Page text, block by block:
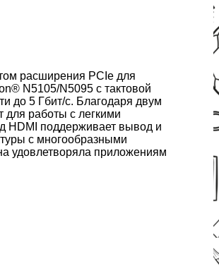
расширения PCIe для
N5105/N5095 с тактовой
до 5 Гбит/с. Благодаря двум
для работы с легкими
HDMI поддерживает вывод и
с многообразными
удовлетворяла приложениям